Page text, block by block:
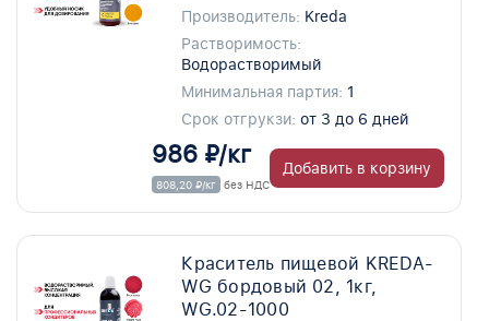
Производитель: Kreda
Растворимость:
Водорастворимый
Минимальная партия: 1
Срок отгрукзи: от 3 до 6 дней
986 ₽/кг
808,20 ₽/кг без НДС
Добавить в корзину
Краситель пищевой KREDA-
WG бордовый 02, 1кг,
WG.02-1000